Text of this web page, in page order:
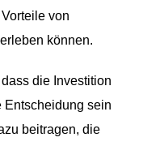
von
können.
die Investition
Entscheidung sein
beitragen, die